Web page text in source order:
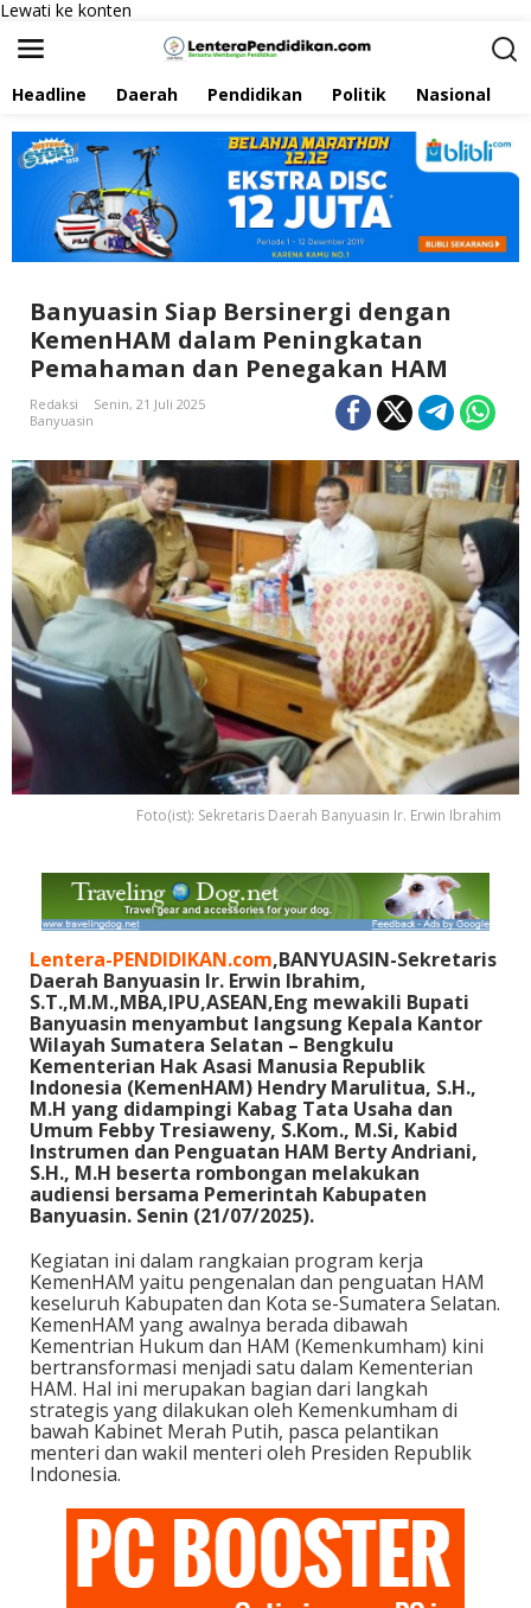
Lewati ke konten
Headline Daerah Pendidikan Politik Nasional
Banyuasin Siap Bersinergi dengan
KemenHAM dalam Peningkatan
Pemahaman dan Penegakan HAM
Redaksi
Senin, 21 Juli 2025
Banyuasin
Foto(ist): Sekretaris Daerah Banyuasin Ir. Erwin Ibrahim
Lentera-PENDIDIKAN.com,BANYUASIN-Sekretaris
Daerah Banyuasin Ir. Erwin Ibrahim,
S.T.,M.M.,MBA,IPU,ASEAN,Eng mewakili Bupati
Banyuasin menyambut langsung Kepala Kantor
Wilayah Sumatera Selatan – Bengkulu
Kementerian Hak Asasi Manusia Republik
Indonesia (KemenHAM) Hendry Marulitua, S.H.,
M.H yang didampingi Kabag Tata Usaha dan
Umum Febby Tresiaweny, S.Kom., M.Si, Kabid
Instrumen dan Penguatan HAM Berty Andriani,
S.H., M.H beserta rombongan melakukan
audiensi bersama Pemerintah Kabupaten
Banyuasin. Senin (21/07/2025).
Kegiatan ini dalam rangkaian program kerja
KemenHAM yaitu pengenalan dan penguatan HAM
keseluruh Kabupaten dan Kota se-Sumatera Selatan.
KemenHAM yang awalnya berada dibawah
Kementrian Hukum dan HAM (Kemenkumham) kini
bertransformasi menjadi satu dalam Kementerian
HAM. Hal ini merupakan bagian dari langkah
strategis yang dilakukan oleh Kemenkumham di
bawah Kabinet Merah Putih, pasca pelantikan
menteri dan wakil menteri oleh Presiden Republik
Indonesia.